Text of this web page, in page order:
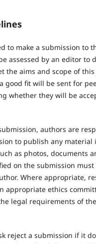
to make a submission to
assessed by an editor to
the aims and scope of
good fit will be sent for
whether they will be
authors are
to publish any material
as photos, documents
on the submission must
Where appropriate,
appropriate ethics
legal requirements of
reject a submission if it